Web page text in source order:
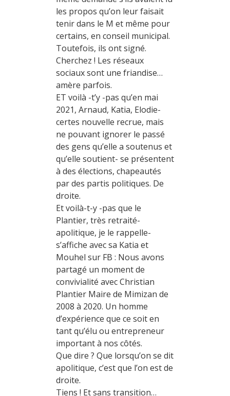
les propos qu’on leur faisait
tenir dans le M et même pour
certains, en conseil municipal.
Toutefois, ils ont signé.
Cherchez ! Les réseaux
sociaux sont une friandise…
amère parfois.
ET voilà -t’y -pas qu’en mai
2021, Arnaud, Katia, Elodie-
certes nouvelle recrue, mais
ne pouvant ignorer le passé
des gens qu’elle a soutenus et
qu’elle soutient- se présentent
à des élections, chapeautés
par des partis politiques. De
droite.
Et voilà-t-y -pas que le
Plantier, très retraité-
apolitique, je le rappelle-
s’affiche avec sa Katia et
Mouhel sur FB : Nous avons
partagé un moment de
convivialité avec Christian
Plantier Maire de Mimizan de
2008 à 2020. Un homme
d’expérience que ce soit en
tant qu’élu ou entrepreneur
important à nos côtés.
Que dire ? Que lorsqu’on se dit
apolitique, c’est que l’on est de
droite.
Tiens ! Et sans transition…